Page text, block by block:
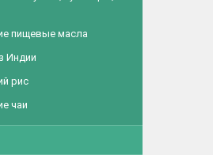
пищевые масла
Индии
рис
чаи